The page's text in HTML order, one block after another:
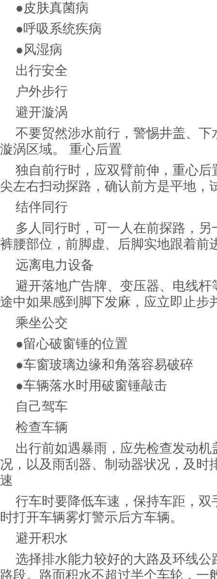
●皮肤真菌病
●呼吸系统疾病
●风湿病
出行安全
户外步行
避开漩涡
不要贸然涉水前行，警惕井盖、下
漩涡区域。 重心后置
独自前行时，应双臂前伸，重心后
尖左右扫动探路，确认前方是平地，
结伴同行
多人同行时，可一人在前探路，
裤腰部位，前脚虚、后脚实地跟着前
远离电力设备
避开落地广告牌、变压器、电线杆
途中如果感到脚下发麻，应立即止步
乘坐公交
●留心破窗锤的位置
●车窗玻璃边缘和角落容易破碎
●车辆落水时用破窗锤敲击
自己驾车
检查车辆
出行前如遇暴雨，应先检查发动机
况，以及雨刮器、制动器状况，及时
速
行车时要降低车速，保持车距，双
时打开车辆雾灯警示后方车辆。
避开积水
选择排水能力较好的大路及环线公
路段。路面积水不超过半个车轮，一